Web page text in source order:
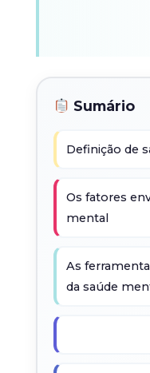
Sumário
Definição de
Os fatores
mental
As
da saúde